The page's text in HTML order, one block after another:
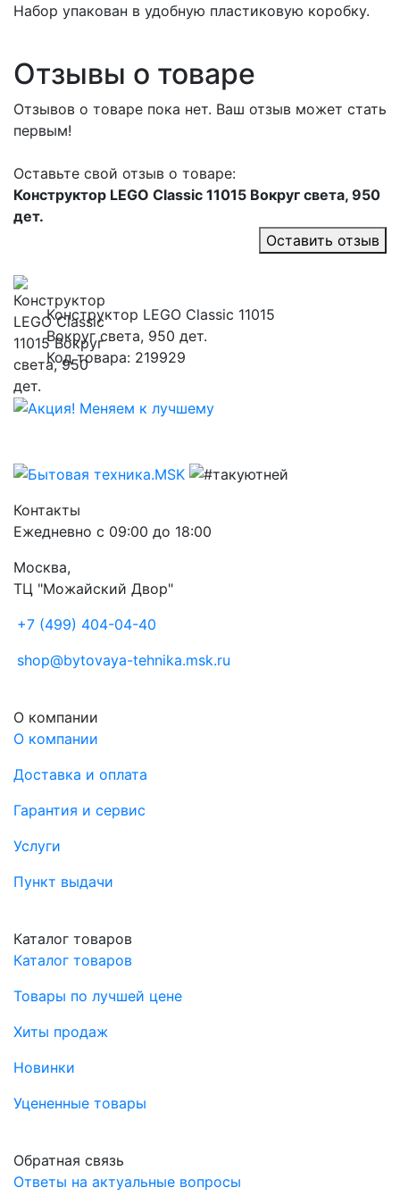
Набор упакован в удобную пластиковую коробку.
Отзывы о товаре
Отзывов о товаре пока нет. Ваш отзыв может стать
первым!
Оставьте свой отзыв о товаре:
Конструктор LEGO Classic 11015 Вокруг света, 950
дет.
Оставить отзыв
Конструктор LEGO Classic 11015
Вокруг света, 950 дет.
Код товара: 219929
Контакты
Ежедневно с 09:00 до 18:00
Москва,
ТЦ "Можайский Двор"
+7 (499) 404-04-40
shop@bytovaya-tehnika.msk.ru
О компании
О компании
Доставка и оплата
Гарантия и сервис
Услуги
Пункт выдачи
Каталог товаров
Каталог товаров
Товары по лучшей цене
Хиты продаж
Новинки
Уцененные товары
Обратная связь
Ответы на актуальные вопросы